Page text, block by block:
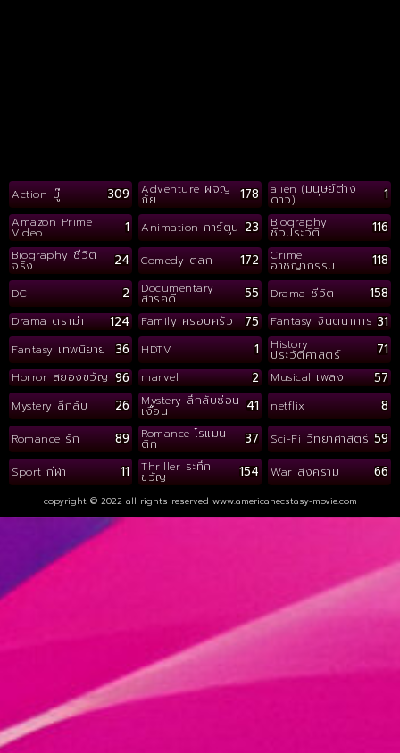
Action บู๊ 309 Adventure ผจญ
ภัย 178 alien (มนุษย์ต่าง
ดาว) 1
Amazon Prime
Video 1 Animation การ์ตูน 23 Biography
ชีวประวัติ 116
Biography ชีวิต
จริง 24 Comedy ตลก 172 Crime
อาชญากรรม 118
DC 2 Documentary
สารคดี 55 Drama ชีวิต 158
Drama ดราม่า 124 Family ครอบครัว 75 Fantasy จินตนาการ 31
Fantasy เทพนิยาย 36 HDTV 1 History
ประวัติศาสตร์ 71
Horror สยองขวัญ 96 marvel 2 Musical เพลง 57
Mystery ลึกลับ 26 Mystery ลึกลับซ่อน
เงื่อน 41 netflix 8
Romance รัก 89 Romance โรแมน
ติก 37 Sci-Fi วิทยาศาสตร์ 59
Sport กีฬา 11 Thriller ระทึก
ขวัญ 154 War สงคราม 66
copyright © 2022 all rights reserved www.americanecstasy-movie.com